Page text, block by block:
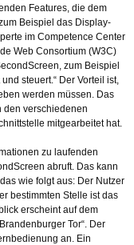
Features, die dem
Beispiel das Display-
im Competence Center
Web Consortium (W3C)
zum Beispiel
steuert.“ Der Vorteil ist,
werden müssen. Das
den verschiedenen
mitgearbeitet hat.
zu laufenden
abruft. Das kann
wie folgt aus: Der Nutzer
bestimmten Stelle ist das
erscheint auf dem
Tor“. Der
an. Ein